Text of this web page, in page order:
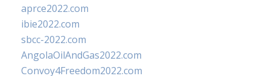
aprce2022.com
ibie2022.com
sbcc-2022.com
AngolaOilAndGas2022.com
Convoy4Freedom2022.com